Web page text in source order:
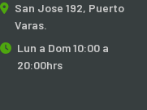
San Jose 192, Puerto
Varas.
Lun a Dom 10:00 a
20:00hrs